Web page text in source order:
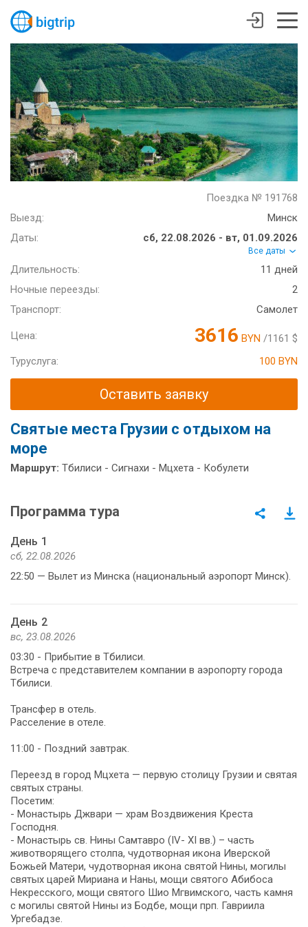
Поездка № 191768
Выезд:
Минск
Даты:
сб, 22.08.2026 - вт, 01.09.2026
Все даты
Длительность:
11 дней
Ночные переезды:
2
Транспорт:
Самолет
Цена: 3616 BYN /1161 $
Туруслуга:
100 BYN
Оставить заявку
Святые места Грузии с отдыхом на
море
Маршрут: Тбилиси - Сигнахи - Мцхета - Кобулети
Программа тура
День 1
сб, 22.08.2026
День 2
вс, 23.08.2026
03:30 - Прибытие в Тбилиси.
Встреча с представителем компании в аэропорту города
Тбилиси.
Трансфер в отель.
Расселение в отеле.
11:00 - Поздний завтрак.
Переезд в город Мцхета — первую столицу Грузии и святая
святых страны.
Посетим:
- Монастырь Джвари — храм Воздвижения Креста
Господня.
- Монастырь св. Нины Самтавро (IV- XI вв.) – часть
животворящего столпа, чудотворная икона Иверской
Божьей Матери, чудотворная икона святой Нины, могилы
святых царей Мириана и Наны, мощи святого Абибоса
Некресского, мощи святого Шио Мгвимского, часть камня
с могилы святой Нины из Бодбе, мощи прп. Гавриила
Ургебадзе.